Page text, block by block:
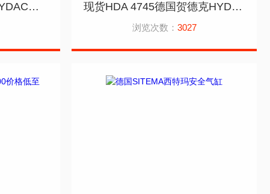
HDA 4744德国贺德克HYDAC压力传感器咨询 现货HDA 4745德国贺德克HYDAC压力传感器
浏览次数： 3027